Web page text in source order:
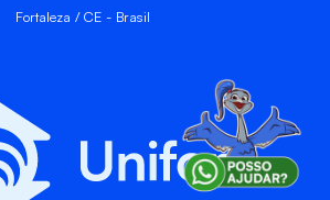
Fortaleza / CE - Brasil